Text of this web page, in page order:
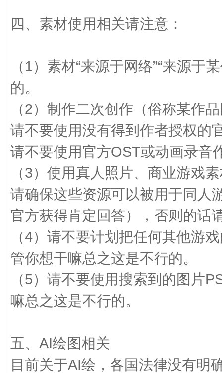
四、素材使用相关请注意：
（1）素材“来源于网络”“来源于
的。
（2）制作二次创作（俗称某作
请不要使用没有得到作者授权的
请不要使用官方OST或动画录音
（3）使用真人照片、商业游戏
请确保这些资源可以被用于同人
官方获得肯定回答），否则的话
（4）请不要计划把任何其他游
管你想干嘛总之这是不行的。
（5）请不要使用搜索到的图片
嘛总之这是不行的。
五、AI绘图相关
目前关于AI绘，各国法律没有明